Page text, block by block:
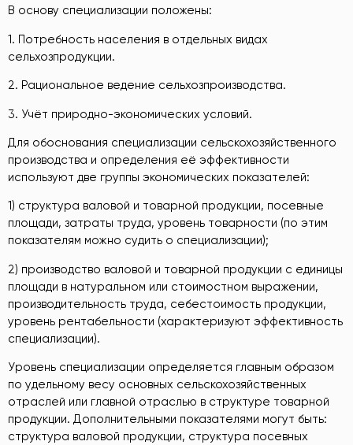
В основу специализации положены:
1. Потребность населения в отдельных видах
сельхозпродукции.
2. Рациональное ведение сельхозпроизводства.
3. Учёт природно-экономических условий.
Для обоснования специализации сельскохозяйственного
производства и определения её эффективности
используют две группы экономических показателей:
1) структура валовой и товарной продукции, посевные
площади, затраты труда, уровень товарности (по этим
показателям можно судить о специализации);
2) производство валовой и товарной продукции с единицы
площади в натуральном или стоимостном выражении,
производительность труда, себестоимость продукции,
уровень рентабельности (характеризуют эффективность
специализации).
Уровень специализации определяется главным образом
по удельному весу основных сельскохозяйственных
отраслей или главной отраслью в структуре товарной
продукции. Дополнительными показателями могут быть:
структура валовой продукции, структура посевных